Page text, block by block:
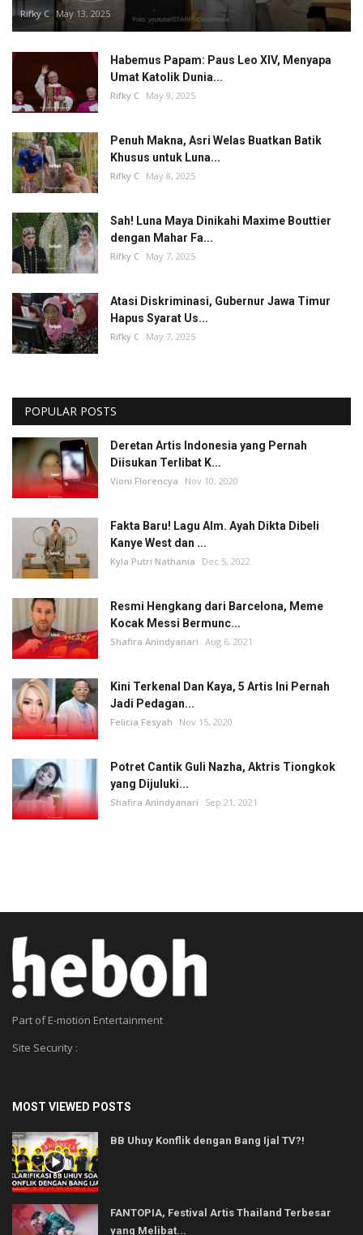
Rifky C May 13, 2025
Habemus Papam: Paus Leo XIV, Menyapa
Umat Katolik Dunia...
Rifky C May 9, 2025
Penuh Makna, Asri Welas Buatkan Batik
Khusus untuk Luna...
Rifky C May 8, 2025
Sah! Luna Maya Dinikahi Maxime Bouttier
dengan Mahar Fa...
Rifky C May 7, 2025
Atasi Diskriminasi, Gubernur Jawa Timur
Hapus Syarat Us...
Rifky C May 7, 2025
POPULAR POSTS
Deretan Artis Indonesia yang Pernah
Diisukan Terlibat K...
Vioni Florencya Nov 10, 2020
Fakta Baru! Lagu Alm. Ayah Dikta Dibeli
Kanye West dan ...
Kyla Putri Nathania Dec 5, 2022
Resmi Hengkang dari Barcelona, Meme
Kocak Messi Bermunc...
Shafira Anindyanari Aug 6, 2021
Kini Terkenal Dan Kaya, 5 Artis Ini Pernah
Jadi Pedagan...
Felicia Fesyah Nov 15, 2020
Potret Cantik Guli Nazha, Aktris Tiongkok
yang Dijuluki...
Shafira Anindyanari Sep 21, 2021
Part of E-motion Entertainment
Site Security :
MOST VIEWED POSTS
BB Uhuy Konflik dengan Bang Ijal TV?!
FANTOPIA, Festival Artis Thailand Terbesar
yang Melibat...